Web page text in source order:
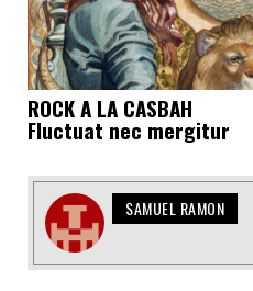
ROCK A LA CASBAH
Fluctuat nec mergitur
SAMUEL RAMON